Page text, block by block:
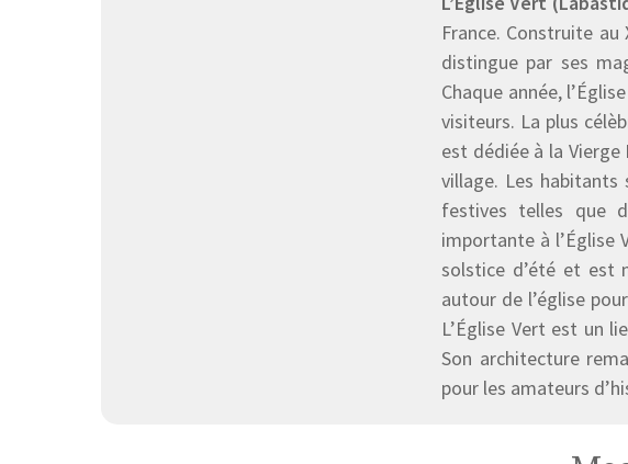
France. Construite
distingue par ses
Chaque année,
visiteurs. La plus
est dédiée à la Vierge
village. Les
festives telles que
importante à l’Église
solstice d’été et est
autour de l’église
L’Église Vert est un
Son architecture
pour les amateurs